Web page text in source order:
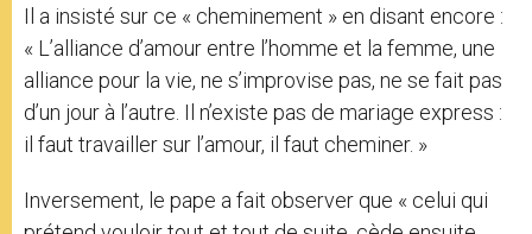
Il a insisté sur ce « cheminement » en disant encore :
« L’alliance d’amour entre l’homme et la femme, une
alliance pour la vie, ne s’improvise pas, ne se fait pas
d’un jour à l’autre. Il n’existe pas de mariage express :
il faut travailler sur l’amour, il faut cheminer. »
Inversement, le pape a fait observer que « celui qui